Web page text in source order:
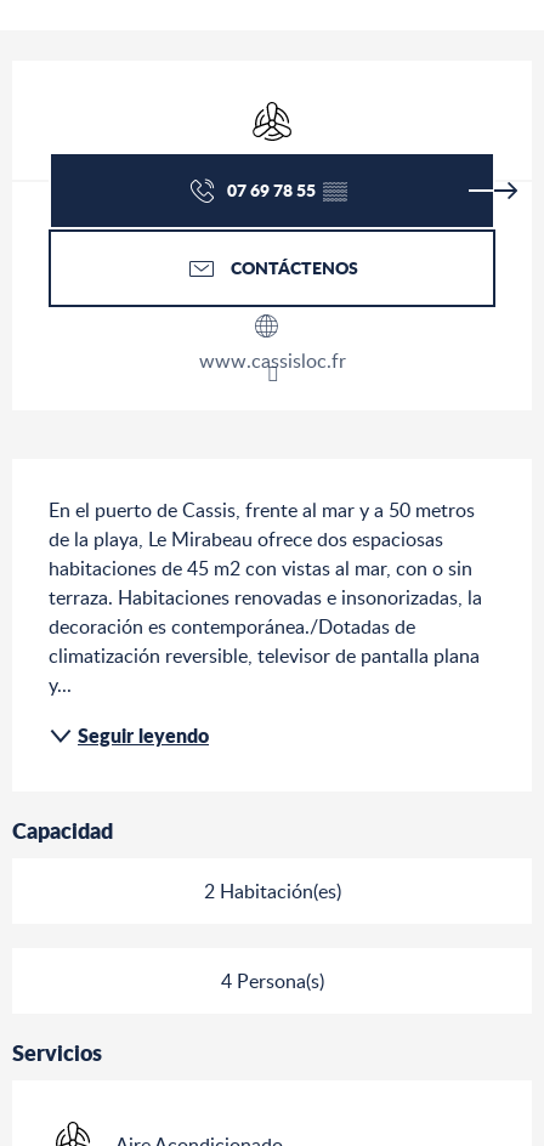
Aire Acondicionado
07 69 78 55▒▒
CONTÁCTENOS
www.cassisloc.fr
En el puerto de Cassis, frente al mar y a 50 metros
de la playa, Le Mirabeau ofrece dos espaciosas
habitaciones de 45 m2 con vistas al mar, con o sin
terraza. Habitaciones renovadas e insonorizadas, la
decoración es contemporánea./Dotadas de
climatización reversible, televisor de pantalla plana
y...
Seguir leyendo
Capacidad
2 Habitación(es)
4 Persona(s)
Servicios